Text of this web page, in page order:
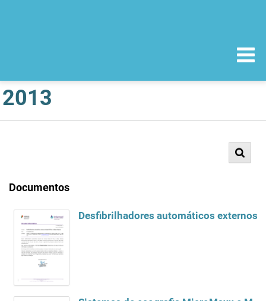
2013
Documentos